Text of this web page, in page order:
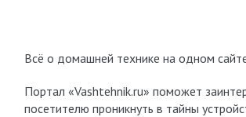
Всё о домашней технике на одном
Портал «Vashtehnik.ru» поможет
посетителю проникнуть в тайны